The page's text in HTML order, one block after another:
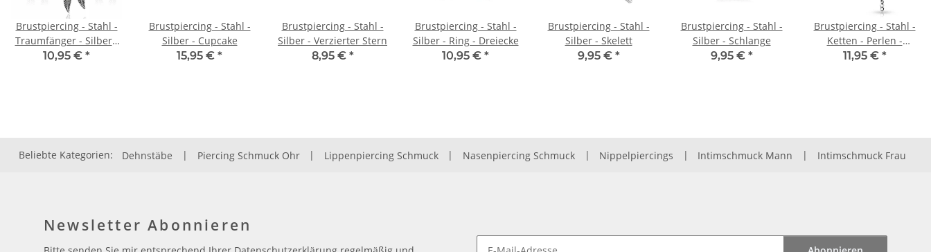
Brustpiercing - Stahl -
Traumfänger - Silber -
Kristall
10,95 € *
Brustpiercing - Stahl -
Silber - Cupcake
15,95 € *
Brustpiercing - Stahl -
Silber - Verzierter Stern
8,95 € *
Brustpiercing - Stahl -
Silber - Ring - Dreiecke
10,95 € *
Brustpiercing - Stahl -
Silber - Skelett
9,95 € *
Brustpiercing - Stahl -
Silber - Schlange
9,95 € *
Brustpiercing - Stahl -
Ketten - Perlen -
Kristalle
11,95 € *
Beliebte Kategorien: Dehnstäbe | Piercing Schmuck Ohr | Lippenpiercing Schmuck | Nasenpiercing Schmuck | Nippelpiercings | Intimschmuck Mann | Intimschmuck Frau
Newsletter Abonnieren